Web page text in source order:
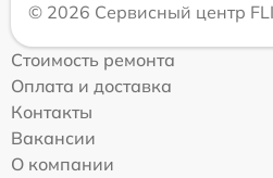
© 2026 Сервисный центр
Стоимость ремонта
Оплата и доставка
Контакты
Вакансии
О компании